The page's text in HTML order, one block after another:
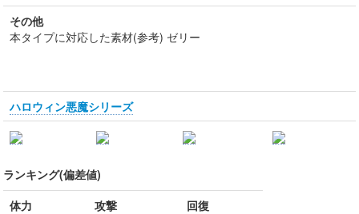
その他
本タイプに対応した素材(参考) ゼリー
ハロウィン悪魔シリーズ
ランキング(偏差値)
体力
攻撃
回復